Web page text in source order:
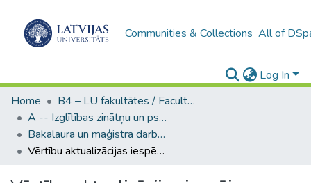
Communities & Collections All of
Log In
Home
B4 – LU fakultātes / Faculties of the UL
A -- Izglītības zinātņu un psiholoģijas fakultāte / Faculty of Education Sciences and Psychology
Bakalaura un maģistra darbi (PPMF) / Bachelor's and Master's theses
Vērtību aktualizācijas iespējas Andras Neiburgas stāstu iepazīšanas stundās 10.klasē.